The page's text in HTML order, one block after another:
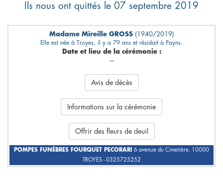
Ils nous ont quittés le 07 septembre 2019
Madame Mireille GROSS (1940/2019)
Elle est née à Troyes, il y a 79 ans et résidait à Payns.
Date et lieu de la cérémonie :
---
Avis de décès
Informations sur la cérémonie
Offrir des fleurs de deuil
POMPES FUNÈBRES FOURQUET PECORARI
6 avenue du Cimetière, 10000
TROYES - 0325725252